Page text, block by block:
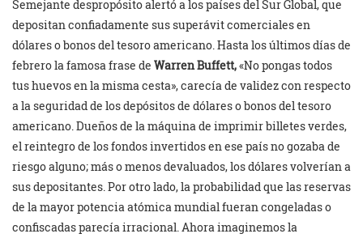
Semejante despropósito alertó a los países del Sur Global, que
depositan confiadamente sus superávit comerciales en
dólares o bonos del tesoro americano. Hasta los últimos días de
febrero la famosa frase de Warren Buffett,«No pongas todos
tus huevos en la misma cesta», carecía de validez con respecto
a la seguridad de los depósitos de dólares o bonos del tesoro
americano. Dueños de la máquina de imprimir billetes verdes,
el reintegro de los fondos invertidos en ese país no gozaba de
riesgo alguno; más o menos devaluados, los dólares volverían a
sus depositantes. Por otro lado, la probabilidad que las reservas
de la mayor potencia atómica mundial fueran congeladas o
confiscadas parecía irracional. Ahora imaginemos la